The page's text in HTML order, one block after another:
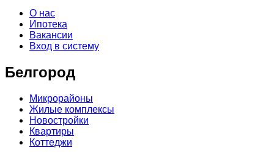
О нас
Ипотека
Вакансии
Вход в систему
Белгород
Микрорайоны
Жилые комплексы
Новостройки
Квартиры
Коттеджи